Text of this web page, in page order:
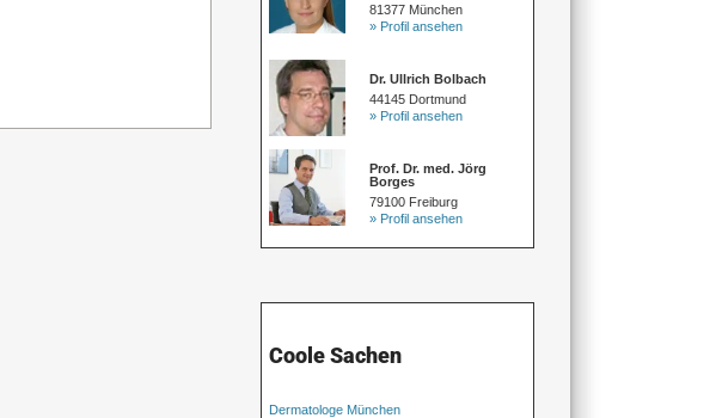
81377 München
» Profil ansehen
Dr. Ullrich Bolbach
44145 Dortmund
» Profil ansehen
Prof. Dr. med. Jörg
Borges
79100 Freiburg
» Profil ansehen
Coole Sachen
Dermatologe München